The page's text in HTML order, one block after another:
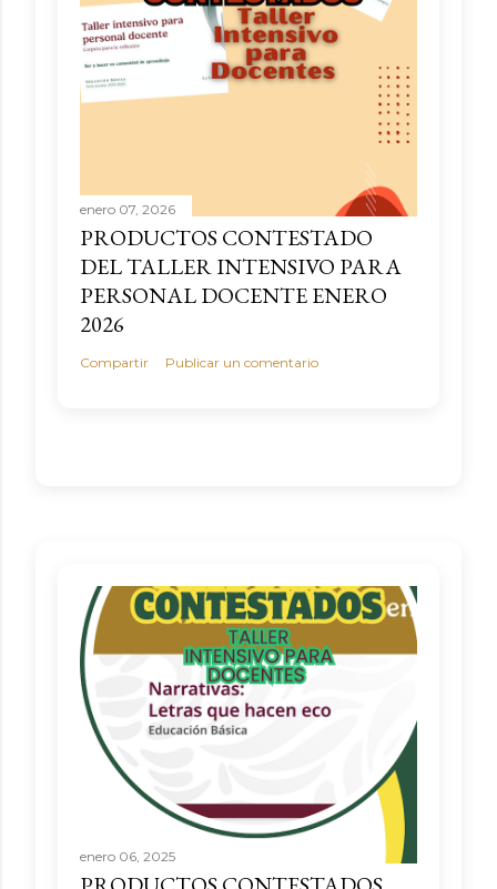
enero 07, 2026
PRODUCTOS CONTESTADO
DEL TALLER INTENSIVO PARA
PERSONAL DOCENTE ENERO
2026
Compartir Publicar un comentario
enero 06, 2025